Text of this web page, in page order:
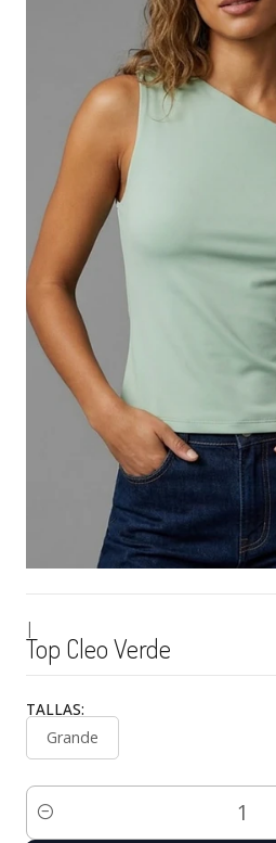
|
Top Cleo Verde
TALLAS:
Grande
Cantidad